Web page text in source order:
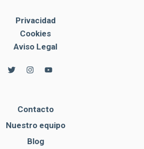
Privacidad
Cookies
Aviso Legal
Contacto
Nuestro equipo
Blog